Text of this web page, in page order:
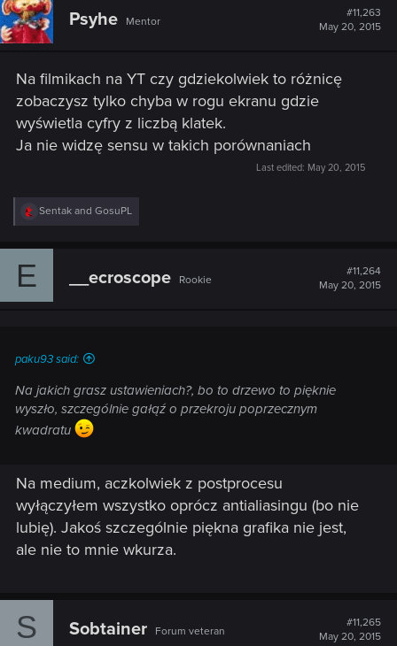
Psyhe Mentor
#11,263
May 20, 2015
Na filmikach na YT czy gdziekolwiek to różnicę
zobaczysz tylko chyba w rogu ekranu gdzie
wyświetla cyfry z liczbą klatek.
Ja nie widzę sensu w takich porównaniach
Last edited: May 20, 2015
R
e
c
Sentak and GosuPL
E __ecroscope Rookie
#11,264
May 20, 2015
paku93 said:
Na jakich grasz ustawieniach?, bo to drzewo to pięknie
wyszło, szczególnie gałąź o przekroju poprzecznym
kwadratu
Na medium, aczkolwiek z postprocesu
wyłączyłem wszystko oprócz antialiasingu (bo nie
lubię). Jakoś szczególnie piękna grafika nie jest,
ale nie to mnie wkurza.
S Sobtainer Forum veteran
#11,265
May 20, 2015